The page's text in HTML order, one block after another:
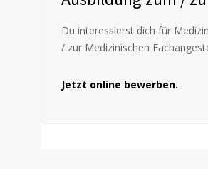
Du interessierst dich für
/ zur Medizinischen
Jetzt online bewerben.